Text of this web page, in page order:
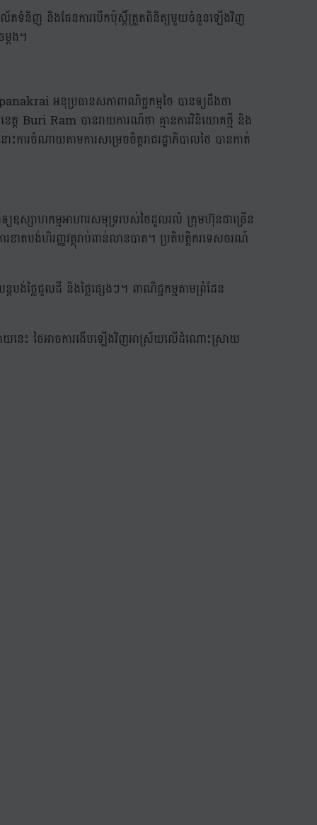
ចល័តទំនិញ និងផែនការបើកប៉ុស្តិ៍ត្រួតពិនិត្យមួយចំនួនឡើងវិញ
តង។
អនុប្រធានសភាពាណិជ្ជកម្មថៃ បានឲ្យដឹងថា
Buri Ram បានរាយការណ៍ថា គ្មានការវិនិយោគថ្មី និង
ារចំណាយតាមការសម្រេចចិត្តរាជរដ្ឋាភិបាលថៃ បានកាត់
ឲ្យឧស្សាហកម្មអាហារសមុទ្ររបស់ថៃដួលរលំ ក្រុមហ៊ុនជាច្រើន
បង់ហិរញ្ញវត្ថុរាប់ពាន់លានបាត។ ប្រតិបត្តិករទេសចរណ៍
ង់ថ្លៃជួលដី និងថ្លៃផ្សេងៗ។ ពាណិជ្ជកម្មតាមព្រំដែន
ោយនេះ ថៃអាចការងើបឡើងវិញអាស្រ័យលើដំណោះស្រាយ